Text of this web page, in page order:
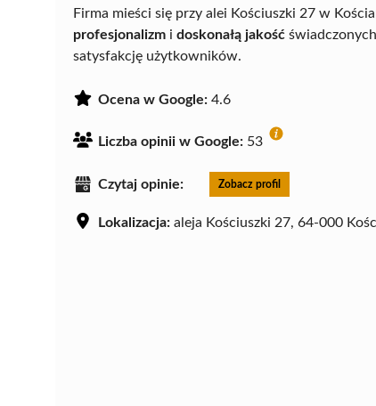
Firma mieści się przy alei Kościuszki 27 w
profesjonalizm i doskonałą jakość
satysfakcję użytkowników.
Ocena w Google: 4.6
Liczba opinii w Google: 53
Czytaj opinie: Zobacz profil
Lokalizacja: aleja Kościuszki 27, 64-000